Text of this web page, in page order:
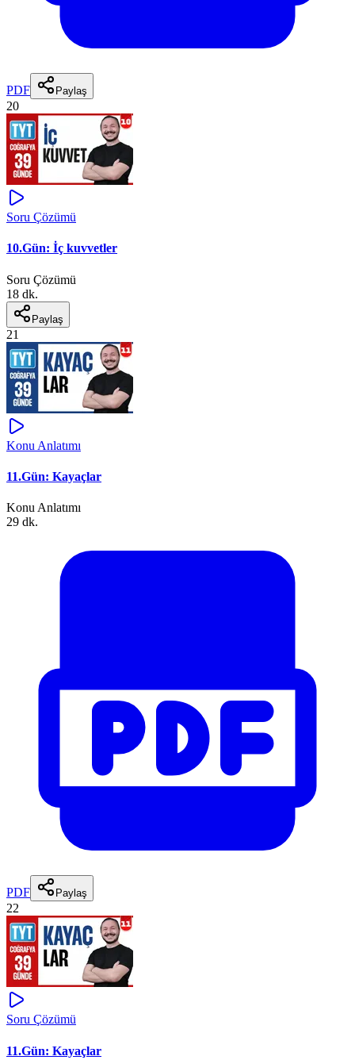
PDF Paylaş
20
Soru Çözümü
10.Gün: İç kuvvetler
Soru Çözümü
18 dk.
Paylaş
21
Konu Anlatımı
11.Gün: Kayaçlar
Konu Anlatımı
29 dk.
PDF Paylaş
22
Soru Çözümü
11.Gün: Kayaçlar